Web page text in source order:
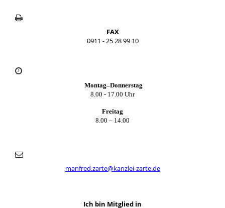
FAX
0911 - 25 28 99 10
Montag–Donnerstag
8.00 - 17.00 Uhr
Freitag
8.00 – 14.00
manfred.zarte@kanzlei-zarte.de
Ich bin Mitglied in